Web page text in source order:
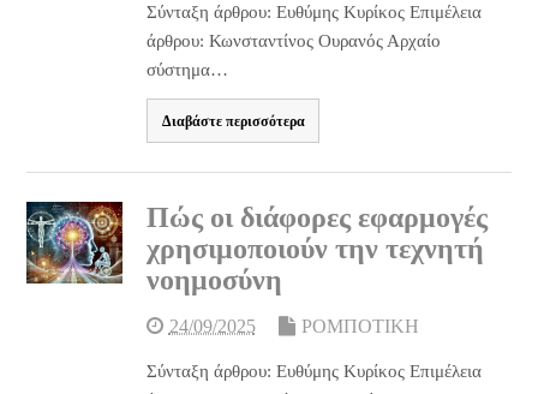
Σύνταξη άρθρου: Ευθύμης Κυρίκος Επιμέλεια
άρθρου: Κωνσταντίνος Ουρανός Αρχαίο
σύστημα…
Διαβάστε περισσότερα
Πώς οι διάφορες εφαρμογές
χρησιμοποιούν την τεχνητή
νοημοσύνη
24/09/2025 ΡΟΜΠΟΤΙΚΗ
Σύνταξη άρθρου: Ευθύμης Κυρίκος Επιμέλεια